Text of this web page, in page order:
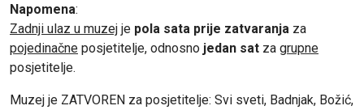
Napomena:
Zadnji ulaz u muzej je pola sata prije zatvaranja za
pojedinačne posjetitelje, odnosno jedan sat za grupne
posjetitelje.
Muzej je ZATVOREN za posjetitelje: Svi sveti, Badnjak, Božić,